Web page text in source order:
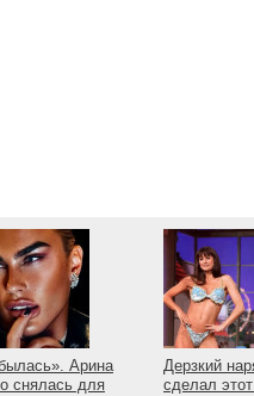
Арина
снялась для
Дерзкий
сделал